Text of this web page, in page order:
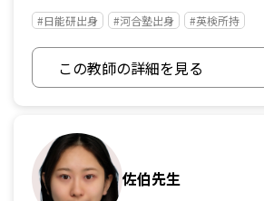
#日能研出身 #河合塾出身 #英検所持
この教師の詳細を見る
佐伯先生